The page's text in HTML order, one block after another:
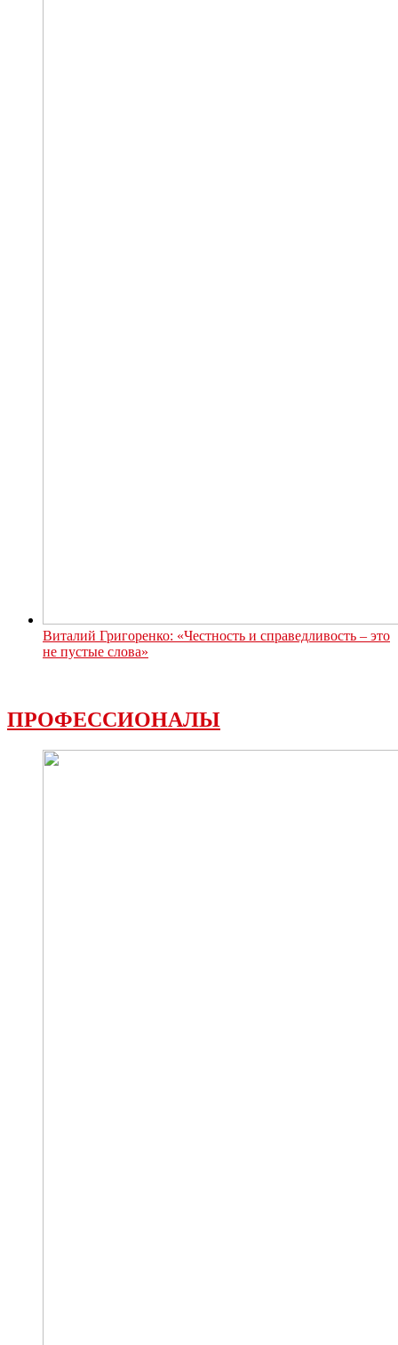
Виталий Григоренко: «Честность и справедливость – это
не пустые слова»
ПРОФЕССИОНАЛЫ